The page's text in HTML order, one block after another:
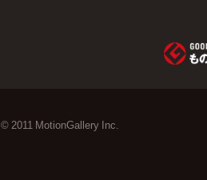
© 2011 MotionGallery Inc.